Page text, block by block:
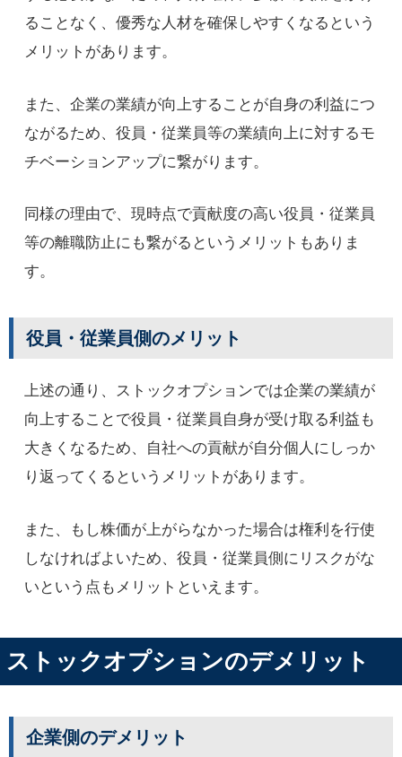
ることなく、優秀な人材を確保しやすくなるという
メリットがあります。
また、企業の業績が向上することが自身の利益につ
ながるため、役員・従業員等の業績向上に対するモ
チベーションアップに繋がります。
同様の理由で、現時点で貢献度の高い役員・従業員
等の離職防止にも繋がるというメリットもありま
す。
役員・従業員側のメリット
上述の通り、ストックオプションでは企業の業績が
向上することで役員・従業員自身が受け取る利益も
大きくなるため、自社への貢献が自分個人にしっか
り返ってくるというメリットがあります。
また、もし株価が上がらなかった場合は権利を行使
しなければよいため、役員・従業員側にリスクがな
いという点もメリットといえます。
ストックオプションのデメリット
企業側のデメリット